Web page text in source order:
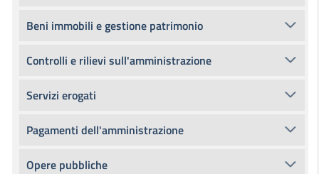
Beni immobili e gestione patrimonio
Controlli e rilievi sull'amministrazione
Servizi erogati
Pagamenti dell'amministrazione
Opere pubbliche